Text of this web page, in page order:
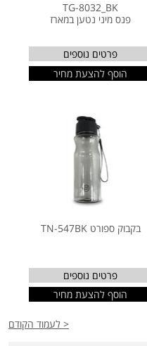
TG-8032_BK
פנס מיני נטען במארז
פרטים נוספים
הוסף להצעת מחיר
בקבוק ספורט TN-547BK
פרטים נוספים
הוסף להצעת מחיר
< לעמוד הקודם